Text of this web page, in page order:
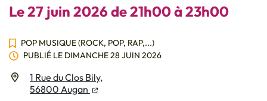
Le27 juin 2026de 21h00 à 23h00
POP MUSIQUE (ROCK, POP, RAP,...)
PUBLIÉ LE DIMANCHE 28 JUIN 2026
Infos utiles
1 Rue du Clos Bily,
56800 Augan (ouverture dans un nouvel onglet)
(ouverture dans un nouvel onglet)